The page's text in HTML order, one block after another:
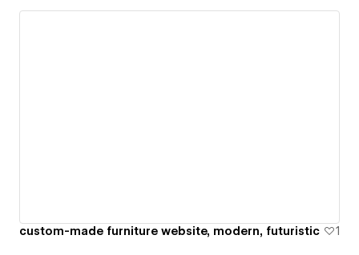
custom-made furniture website, modern, futuristic 1